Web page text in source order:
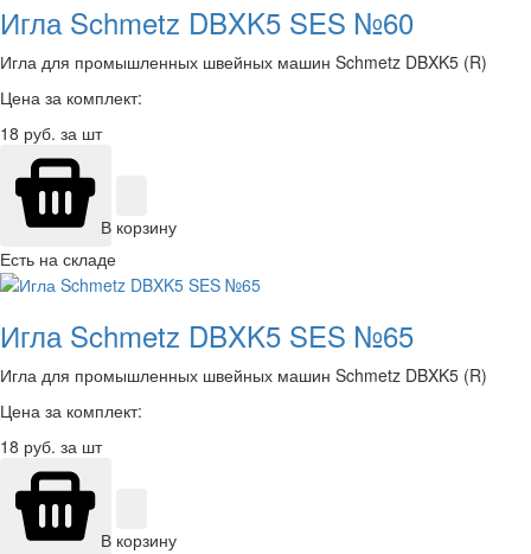
Игла Schmetz DBXK5 SES №60
Игла для промышленных швейных машин Schmetz DBXK5 (R)
Цена за комплект:
18 руб. за шт
В корзину
Есть на складе
Игла Schmetz DBXK5 SES №65
Игла для промышленных швейных машин Schmetz DBXK5 (R)
Цена за комплект:
18 руб. за шт
В корзину